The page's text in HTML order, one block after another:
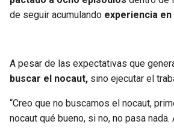
de seguir acumulando experiencia
A pesar de las expectativas que
buscar el nocaut, sino ejecutar el
“Creo que no buscamos el nocaut,
nocaut qué bueno, si no, no pasa